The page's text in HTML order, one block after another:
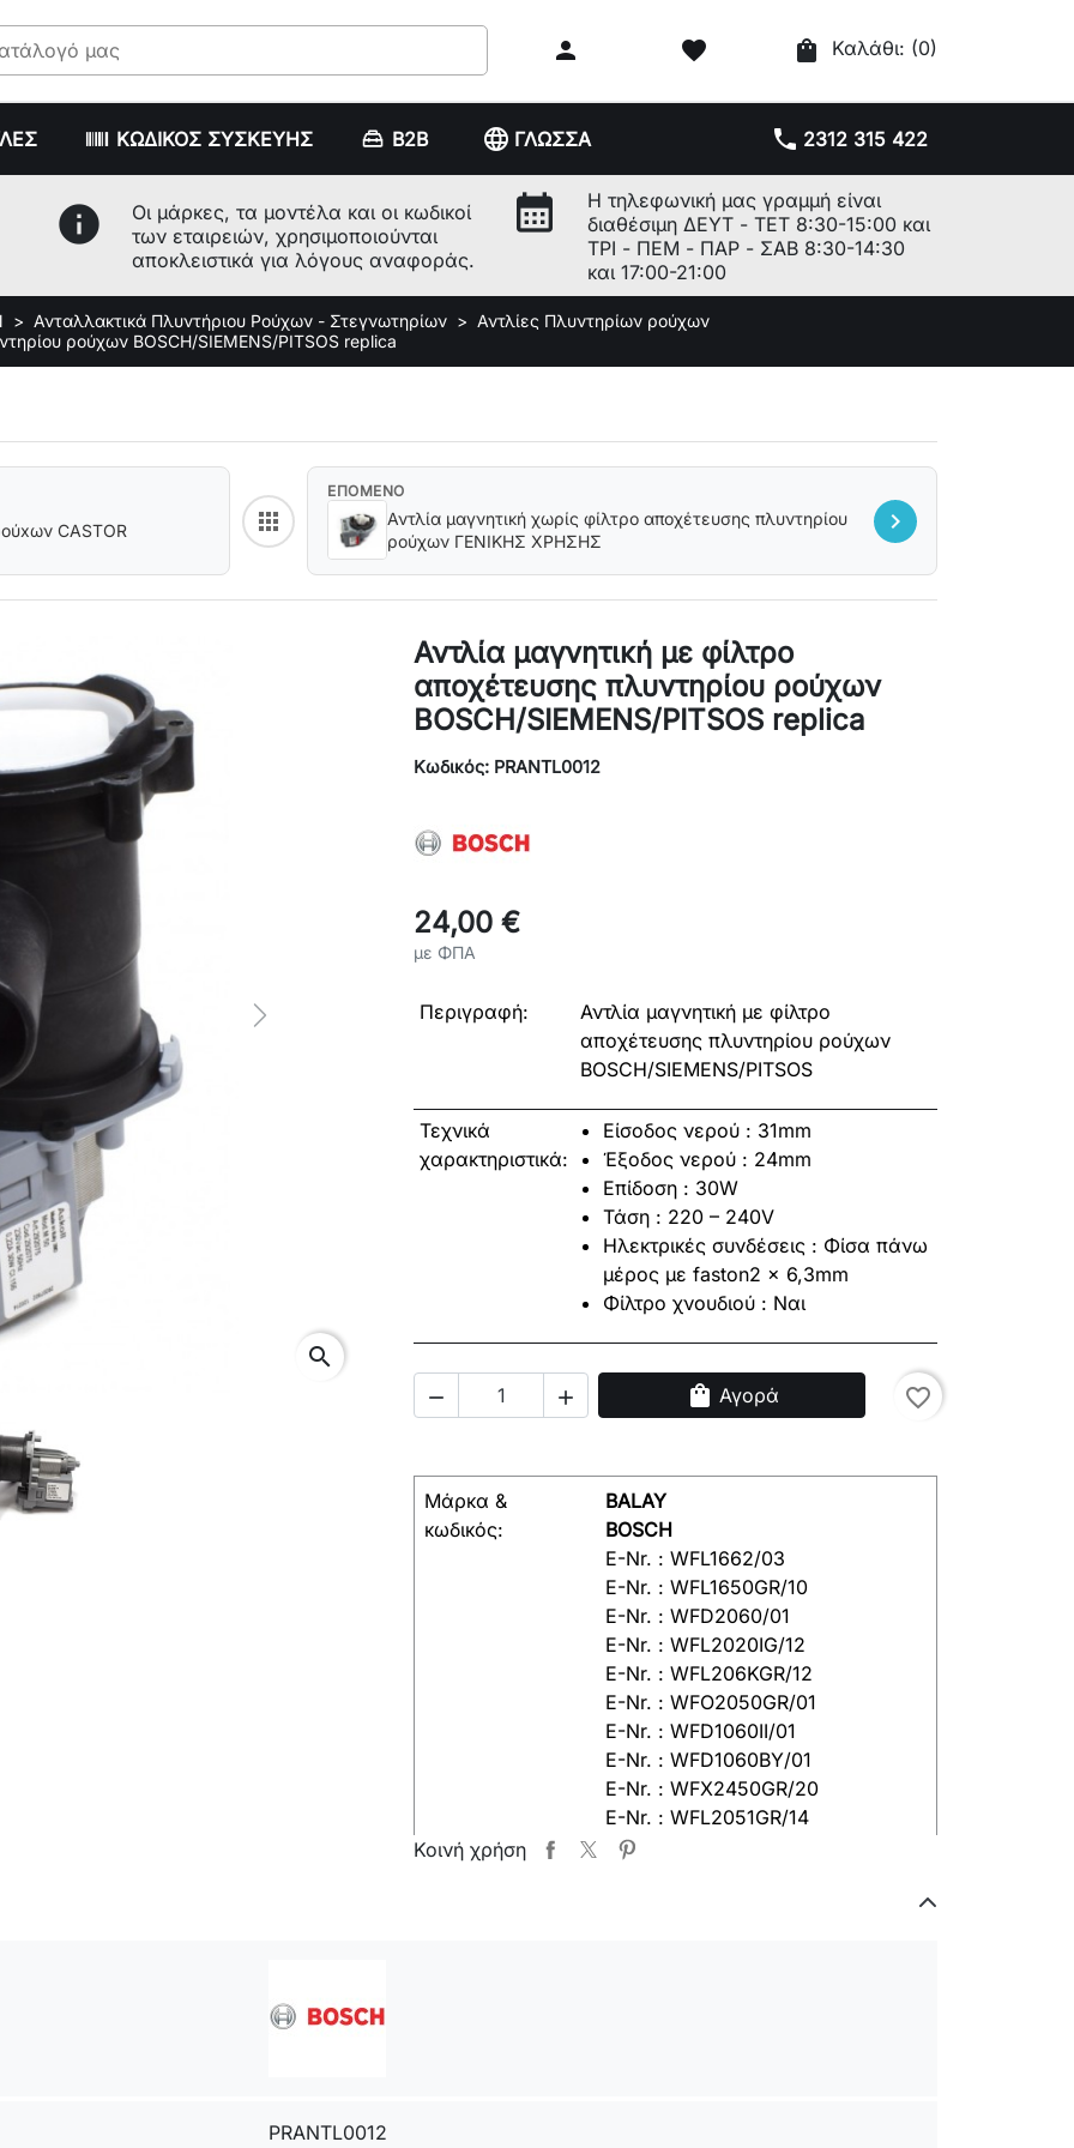
 favorite shopping_bag Καλάθι: (0)
ΚΩΔΙΚΟΣ ΣΥΣΚΕΥΗΣ B2B phone 2312 315 422
language ΓΛΩΣΣΑ
info
Οι μάρκες, τα μοντέλα και οι κωδικοί
των εταιρειών, χρησιμοποιούνται
αποκλειστικά για λόγους αναφοράς.
calendar_month
Η τηλεφωνική μας γραμμή είναι
διαθέσιμη ΔΕΥΤ - ΤΕΤ 8:30-15:00 και
ΤΡΙ - ΠΕΜ - ΠΑΡ - ΣΑΒ 8:30-14:30
και 17:00-21:00
Ανταλλακτικά Πλυντήριου Ρούχων - Στεγνωτηρίων
Αντλίες Πλυντηρίων ρούχων
ρούχων BOSCH/SIEMENS/PITSOS replica
CASTOR appsBack to category
ΕΠΟΜΕΝΟ
Αντλία μαγνητική χωρίς φίλτρο αποχέτευσης πλυντηρίου
ρούχων ΓΕΝΙΚΗΣ ΧΡΗΣΗΣ
chevron_right
Next
search
Αντλία μαγνητική με φίλτρο
αποχέτευσης πλυντηρίου ρούχων
BOSCH/SIEMENS/PITSOS replica
Κωδικός: PRANTL0012
24,00 €
με ΦΠΑ
Περιγραφή:
Αντλία μαγνητική με φίλτρο
αποχέτευσης πλυντηρίου ρούχων
BOSCH/SIEMENS/PITSOS
Τεχνικά
χαρακτηριστικά:
Είσοδος νερού : 31mm
Έξοδος νερού : 24mm
Επίδοση : 30W
Τάση : 220 – 240V
Ηλεκτρικές συνδέσεις : Φίσα πάνω
μέρος με faston2 x 6,3mm
Φίλτρο χνουδιού : Ναι
  shopping_bag Αγορά favorite_border
Μάρκα &
κωδικός:
BALAY
BOSCH
E-Nr. : WFL1662/03
E-Nr. : WFL1650GR/10
E-Nr. : WFD2060/01
E-Nr. : WFL2020IG/12
E-Nr. : WFL206KGR/12
E-Nr. : WFO2050GR/01
E-Nr. : WFD1060II/01
E-Nr. : WFD1060BY/01
E-Nr. : WFX2450GR/20
E-Nr. : WFL2051GR/14
E-Nr. : WAE18162GR/03
Κοινή χρήση
PRANTL0012